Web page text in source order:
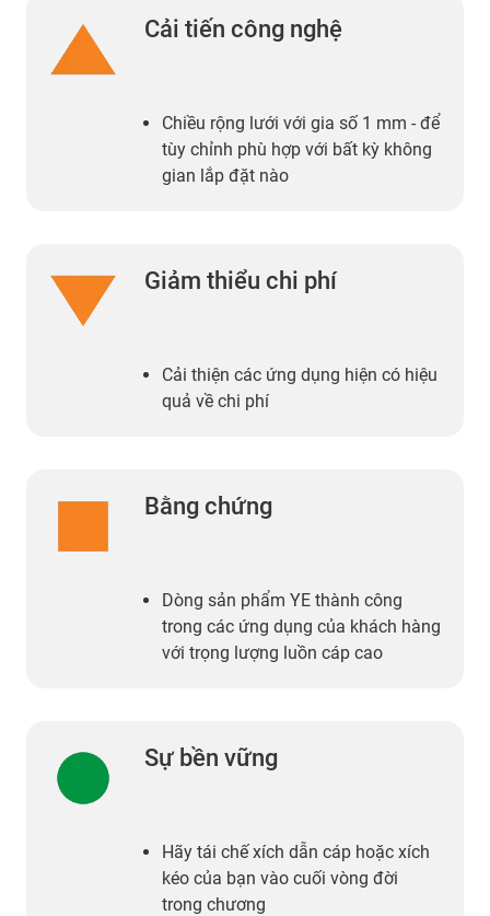
Cải tiến công nghệ
Chiều rộng lưới với gia số 1 mm - để
tùy chỉnh phù hợp với bất kỳ không
gian lắp đặt nào
Giảm thiểu chi phí
Cải thiện các ứng dụng hiện có hiệu
quả về chi phí
Bằng chứng
Dòng sản phẩm YE thành công
trong các ứng dụng của khách hàng
với trọng lượng luồn cáp cao
Sự bền vững
Hãy tái chế xích dẫn cáp hoặc xích
kéo của bạn vào cuối vòng đời
trong chương